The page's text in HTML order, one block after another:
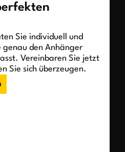
Sie individuell und
genau den Anhänger
Vereinbaren Sie jetzt
Sie sich überzeugen.